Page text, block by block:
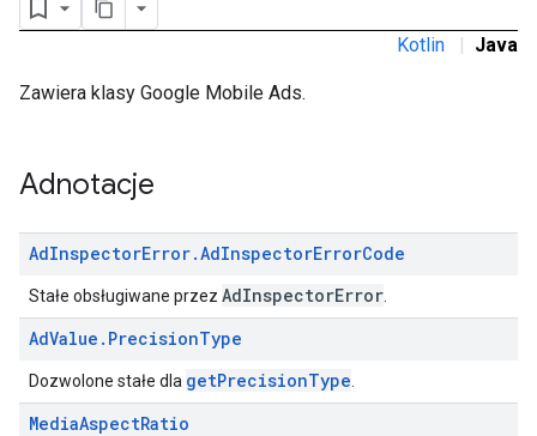
Kotlin | Java
Zawiera klasy Google Mobile Ads.
Adnotacje
AdInspectorError.AdInspectorErrorCode
Stałe obsługiwane przez AdInspectorError
AdValue . PrecisionType
Dozwolone stałe dla getPrecisionType
MediaAspectRatio